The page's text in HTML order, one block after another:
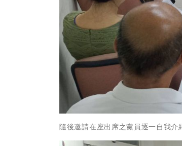
隨後邀請在座出席之黨員逐一自我介